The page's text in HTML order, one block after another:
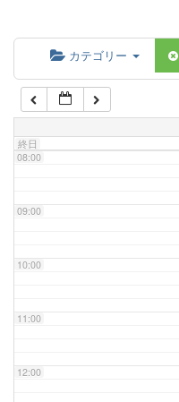
カテゴリー
終日
07:00
08:00
09:00
10:00
11:00
12:00